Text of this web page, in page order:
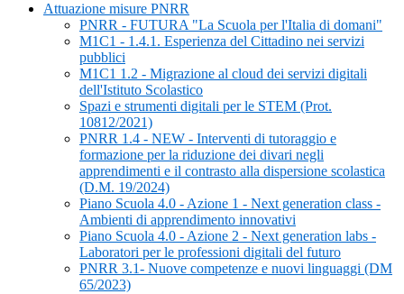
Attuazione misure PNRR
PNRR - FUTURA "La Scuola per l'Italia di domani"
M1C1 - 1.4.1. Esperienza del Cittadino nei servizi
pubblici
M1C1 1.2 - Migrazione al cloud dei servizi digitali
dell'Istituto Scolastico
Spazi e strumenti digitali per le STEM (Prot.
10812/2021)
PNRR 1.4 - NEW - Interventi di tutoraggio e
formazione per la riduzione dei divari negli
apprendimenti e il contrasto alla dispersione scolastica
(D.M. 19/2024)
Piano Scuola 4.0 - Azione 1 - Next generation class -
Ambienti di apprendimento innovativi
Piano Scuola 4.0 - Azione 2 - Next generation labs -
Laboratori per le professioni digitali del futuro
PNRR 3.1- Nuove competenze e nuovi linguaggi (DM
65/2023)